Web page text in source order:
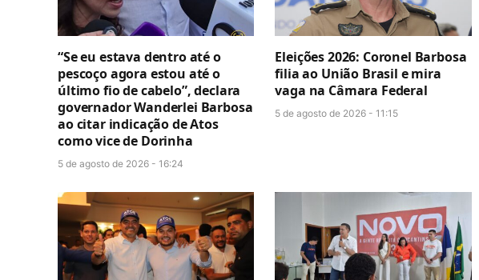
“Se eu estava dentro até o
pescoço agora estou até o
último fio de cabelo”, declara
governador Wanderlei Barbosa
ao citar indicação de Atos
como vice de Dorinha
5 de agosto de 2026 - 16:24
Eleições 2026: Coronel Barbosa
filia ao União Brasil e mira
vaga na Câmara Federal
5 de agosto de 2026 - 11:15